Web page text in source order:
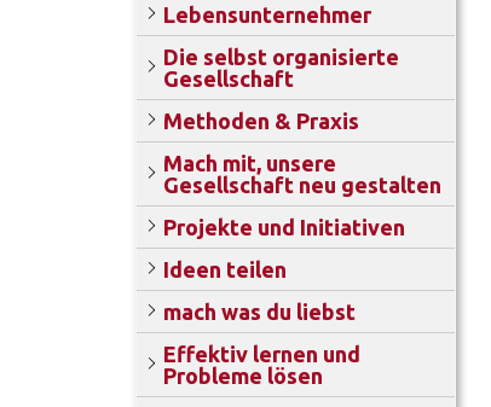
Lebensunternehmer
Die selbst organisierte
Gesellschaft
Methoden & Praxis
Mach mit, unsere
Gesellschaft neu gestalten
Projekte und Initiativen
Ideen teilen
mach was du liebst
Effektiv lernen und
Probleme lösen